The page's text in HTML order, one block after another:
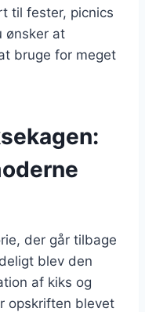
til fester, picnics
ønsker at
bruge for meget
der går tilbage
blev den
af kiks og
opskriften blevet